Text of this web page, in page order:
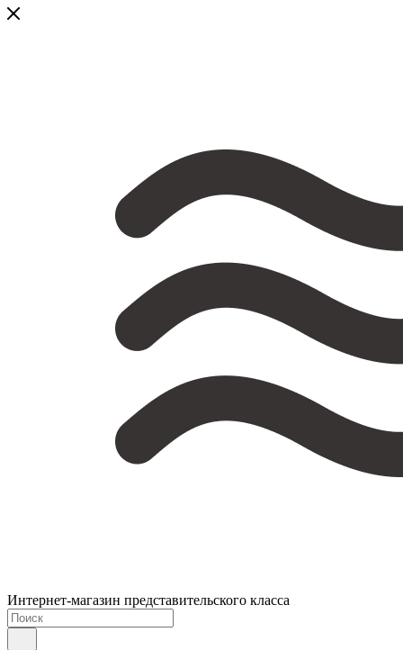
Интернет-магазин представительского класса